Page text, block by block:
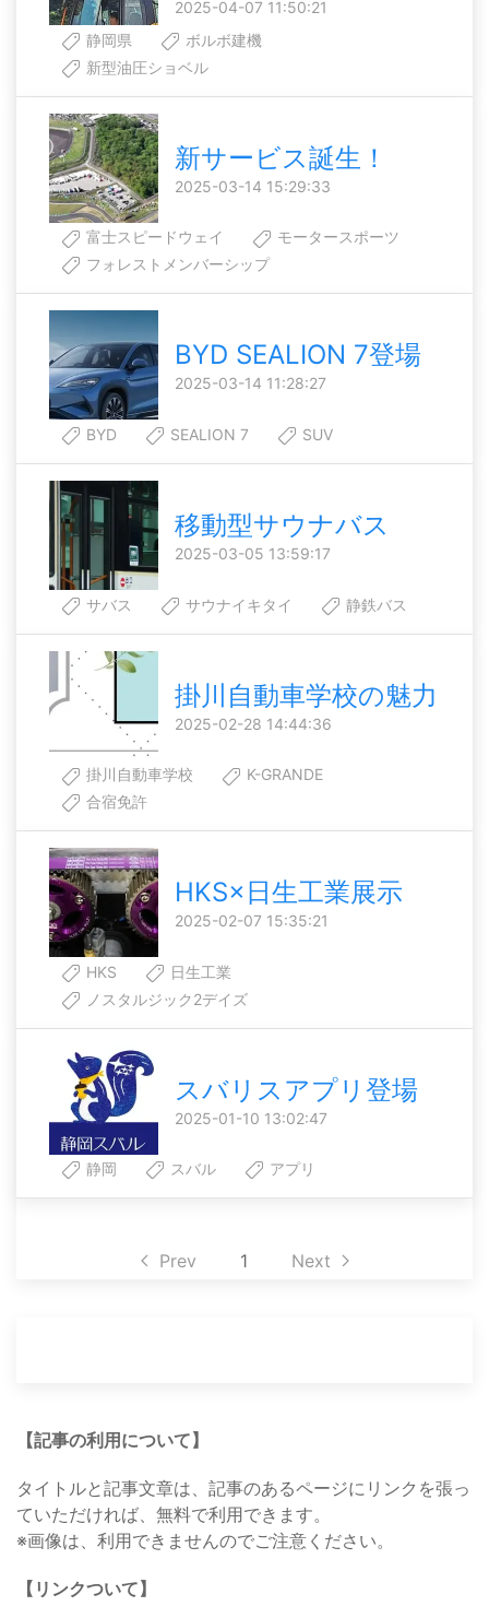
2025-04-07 11:50:21
静岡県
ボルボ建機
新型油圧ショベル
新サービス誕生！
2025-03-14 15:29:33
富士スピードウェイ
モータースポーツ
フォレストメンバーシップ
BYD SEALION 7登場
2025-03-14 11:28:27
BYD SEALION 7 SUV
移動型サウナバス
2025-03-05 13:59:17
サバス サウナイキタイ 静鉄バス
掛川自動車学校の魅力
2025-02-28 14:44:36
掛川自動車学校
K-GRANDE
合宿免許
HKS×日生工業展示
2025-02-07 15:35:21
HKS
日生工業
ノスタルジック2デイズ
スバリスアプリ登場
2025-01-10 13:02:47
静岡 スバル アプリ
Prev 1 Next
【記事の利用について】
タイトルと記事文章は、記事のあるページにリンクを張っ
ていただければ、無料で利用できます。
※画像は、利用できませんのでご注意ください。
【リンクついて】